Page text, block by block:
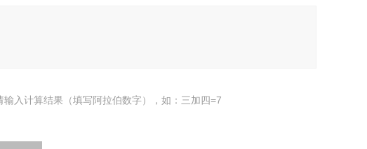
输入计算结果（填写阿拉伯数字），如：三加四=7